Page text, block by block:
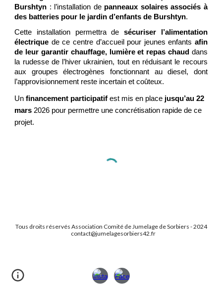
Burshtyn : l’installation de panneaux solaires associés à
des batteries pour le jardin d’enfants de Burshtyn.
Cette installation permettra de sécuriser
l’alimentation
électrique de ce centre d’accueil pour jeunes enfants afin
de leur garantir chauffage, lumière et repas chaud dans
la rudesse de l’hiver ukrainien, tout en réduisant le recours
aux groupes électrogènes
fonctionnant au diesel, dont
l’approvisionnement reste incertain et coûteux.
Unfinancement participatif est mis en place jusqu’au 22
mars 2026 pour permettre une concrétisation rapide de ce
projet.
Tous droits réservés Association Comité de Jumelage de Sorbiers - 2024
contact@jumelagesorbiers42.fr